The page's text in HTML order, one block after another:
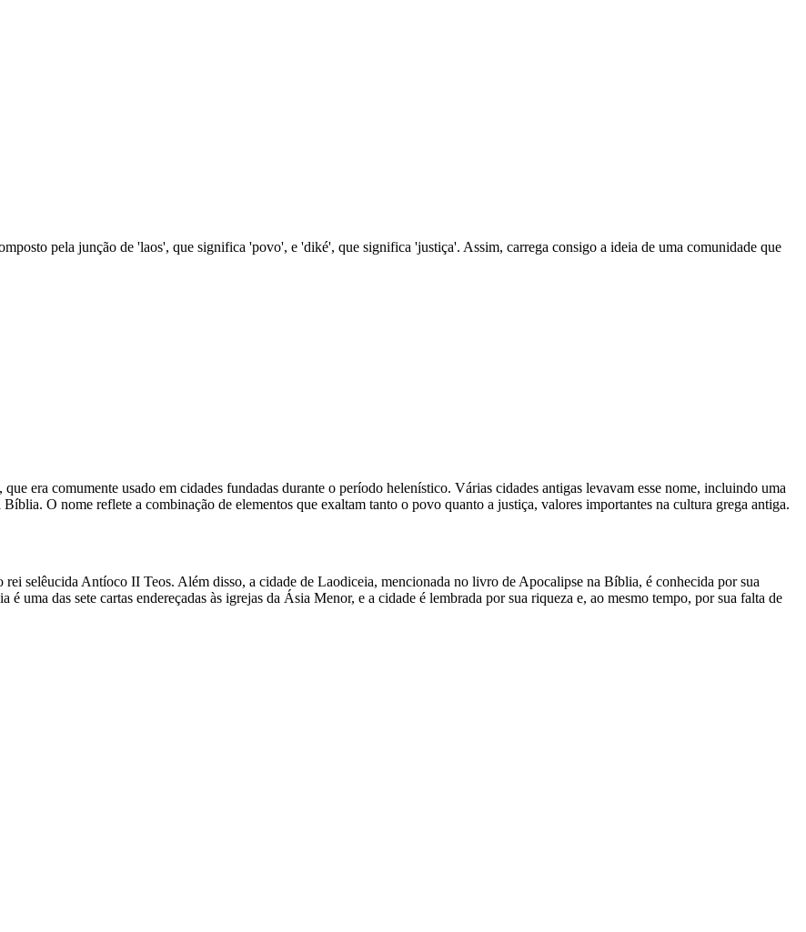
pela junção de 'laos', que significa 'povo', e 'diké', que significa 'justiça'. Assim, carrega consigo a ideia de uma comunidade que
era comumente usado em cidades fundadas durante o período helenístico. Várias cidades antigas levavam esse nome, incluindo uma
O nome reflete a combinação de elementos que exaltam tanto o povo quanto a justiça, valores importantes na cultura grega antiga.
selêucida Antíoco II Teos. Além disso, a cidade de Laodiceia, mencionada no livro de Apocalipse na Bíblia, é conhecida por sua
uma das sete cartas endereçadas às igrejas da Ásia Menor, e a cidade é lembrada por sua riqueza e, ao mesmo tempo, por sua falta de